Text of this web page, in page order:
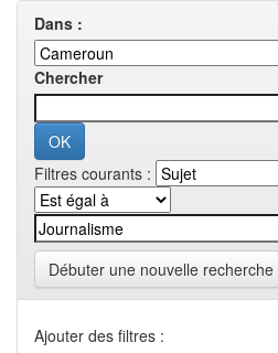
Dans :
Chercher
Filtres courants :
Débuter une nouvelle recherche
Ajouter des filtres :